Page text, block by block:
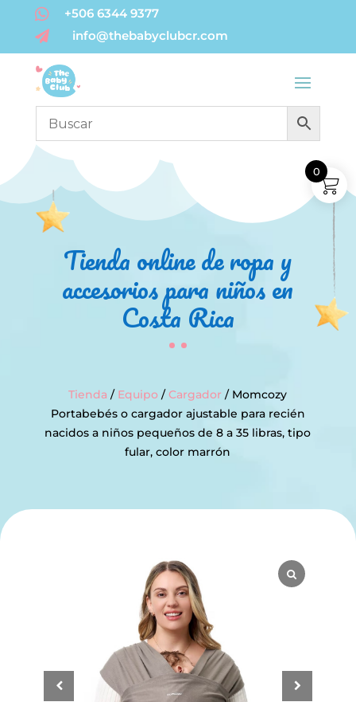
 +506 6344 9377
 info@thebabyclubcr.com
Tienda online de ropa y
accesorios para niños en
Costa Rica
Tienda / Equipo /Cargador / Momcozy
Portabebés o cargador ajustable para recién
nacidos a niños pequeños de 8 a 35 libras, tipo
fular, color marrón
0